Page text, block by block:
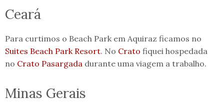
Ceará
Para curtimos o Beach Park em Aquiraz ficamos no
Suites Beach Park Resort. No Crato fiquei hospedada
no Crato Pasargada durante uma viagem a trabalho.
Minas Gerais